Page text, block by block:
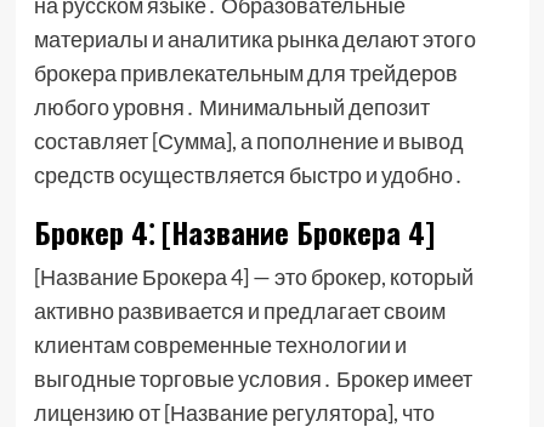
материалы и аналитика рынка делают этого
брокера привлекательным для трейдеров
любого уровня․ Минимальный депозит
составляет [Сумма], а пополнение и вывод
средств осуществляется быстро и удобно․
Брокер 4⁚ [Название Брокера 4]
[Название Брокера 4] — это брокер, который
активно развивается и предлагает своим
клиентам современные технологии и
выгодные торговые условия․ Брокер имеет
лицензию от [Название регулятора], что